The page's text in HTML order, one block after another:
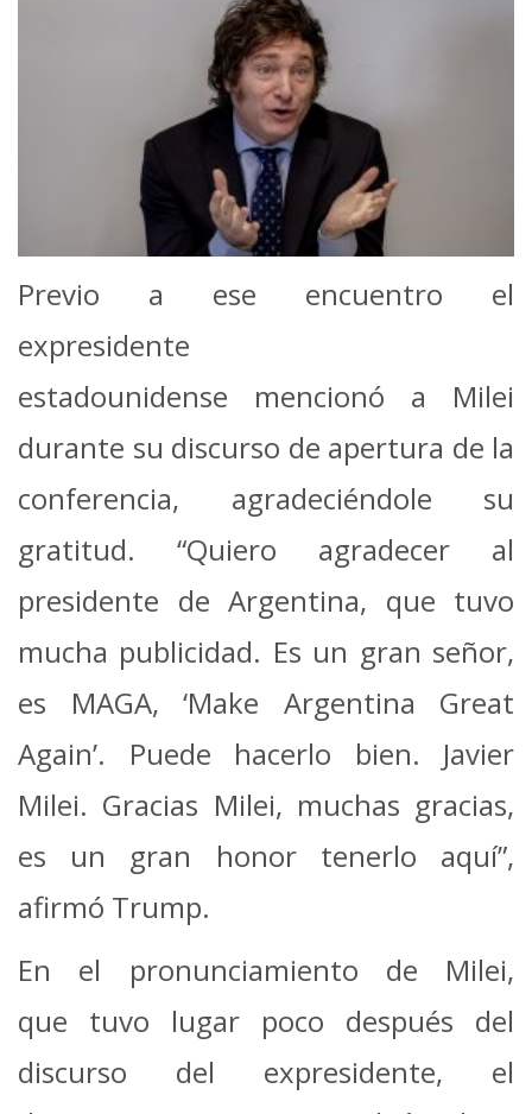
Previo a ese encuentro el
expresidente
estadounidense mencionó a Milei
durante su discurso de apertura de la
conferencia, agradeciéndole su
gratitud. “Quiero agradecer al
presidente de Argentina, que tuvo
mucha publicidad. Es un gran señor,
es MAGA, ‘Make Argentina Great
Again’. Puede hacerlo bien. Javier
Milei. Gracias Milei, muchas gracias,
es un gran honor tenerlo aquí”,
afirmó Trump.
En el pronunciamiento de Milei,
que tuvo lugar poco después del
discurso del expresidente, el